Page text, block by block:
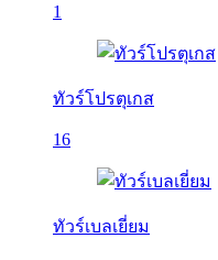
1
ทัวร์โปรตุเกส
16
ทัวร์เบลเยี่ยม